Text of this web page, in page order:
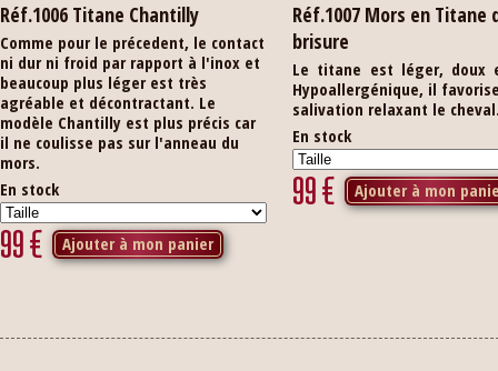
Réf.1006 Titane Chantilly
Comme pour le précedent, le contact
ni dur ni froid par rapport à l'inox et
beaucoup plus léger est très
agréable et décontractant. Le
modèle Chantilly est plus précis car
il ne coulisse pas sur l'anneau du
mors.
En stock
99€ Ajouter à mon panier
Réf.1007 Mors en Titane
brisure
Le titane est léger, doux
Hypoallergénique, il
salivation relaxant le
En stock
99€ Ajouter à mon